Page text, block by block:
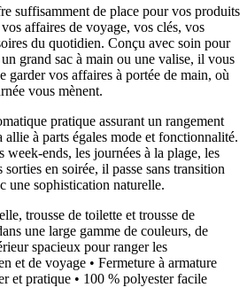
suffisamment de place pour vos produits
affaires de voyage, vos clés, vos
du quotidien. Conçu avec soin pour
grand sac à main ou une valise, il vous
garder vos affaires à portée de main, où
vous mènent.
pratique assurant un rangement
allie à parts égales mode et fonctionnalité.
week-ends, les journées à la plage, les
sorties en soirée, il passe sans transition
une sophistication naturelle.
trousse de toilette et trousse de
une large gamme de couleurs, de
spacieux pour ranger les
et de voyage • Fermeture à armature
et pratique • 100 % polyester facile